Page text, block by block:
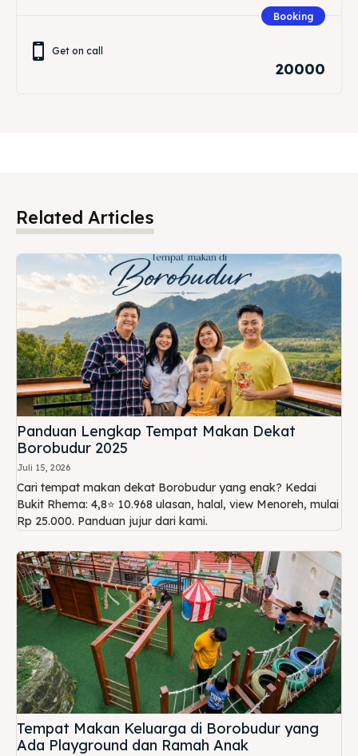
Booking
Get on call
20000
Related Articles
Panduan Lengkap Tempat Makan Dekat
Borobudur 2025
Juli 15, 2026
Cari tempat makan dekat Borobudur yang enak? Kedai
Bukit Rhema: 4,8⭐ 10.968 ulasan, halal, view Menoreh, mulai
Rp 25.000. Panduan jujur dari kami.
Tempat Makan Keluarga di Borobudur yang
Ada Playground dan Ramah Anak